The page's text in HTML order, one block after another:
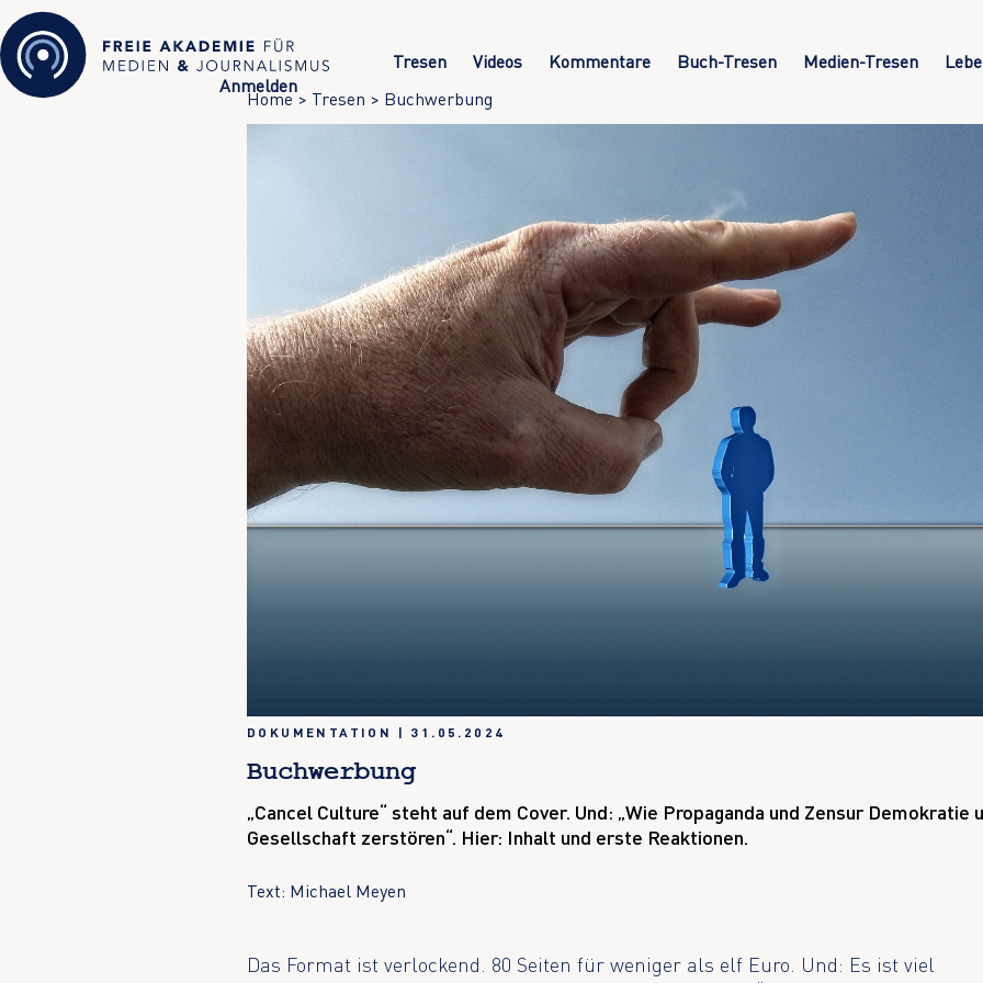
Tresen Videos Kommentare Buch-Tresen Medien-Tresen
Anmelden
Home> Tresen > Buchwerbung
DOKUMENTATION | 31.05.2024
Buchwerbung
„Cancel Culture“ steht auf dem Cover. Und: „Wie Propaganda und Zensur Demokratie
Gesellschaft zerstören“. Hier: Inhalt und erste Reaktionen.
Text: Michael Meyen
Das Format ist verlockend. 80 Seiten für weniger als elf Euro. Und: Es ist viel